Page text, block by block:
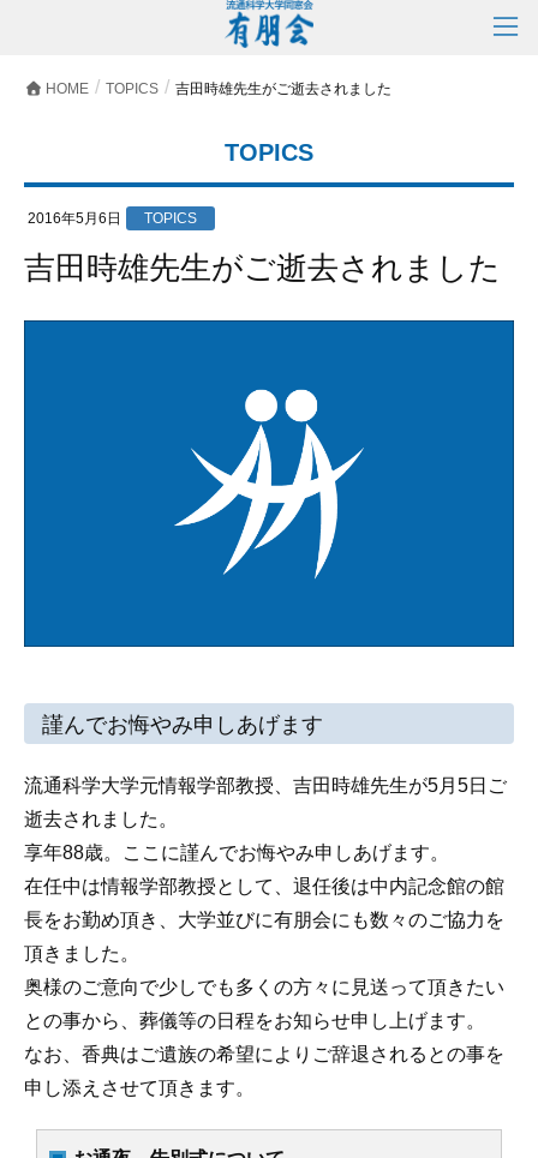
HOME TOPICS 吉田時雄先生がご逝去されました
TOPICS
2016年5月6日 TOPICS
吉田時雄先生がご逝去されました
謹んでお悔やみ申しあげます
流通科学大学元情報学部教授、吉田時雄先生が5月5日ご
逝去されました。
享年88歳。ここに謹んでお悔やみ申しあげます。
在任中は情報学部教授として、退任後は中内記念館の館
長をお勤め頂き、大学並びに有朋会にも数々のご協力を
頂きました。
奥様のご意向で少しでも多くの方々に見送って頂きたい
との事から、葬儀等の日程をお知らせ申し上げます。
なお、香典はご遺族の希望によりご辞退されるとの事を
申し添えさせて頂きます。